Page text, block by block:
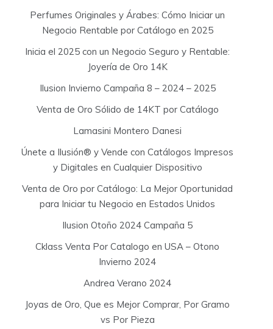
Perfumes Originales y Árabes: Cómo Iniciar un
Negocio Rentable por Catálogo en 2025
Inicia el 2025 con un Negocio Seguro y Rentable:
Joyería de Oro 14K
Ilusion Invierno Campaña 8 – 2024 – 2025
Venta de Oro Sólido de 14KT por Catálogo
Lamasini Montero Danesi
Únete a Ilusión® y Vende con Catálogos Impresos
y Digitales en Cualquier Dispositivo
Venta de Oro por Catálogo: La Mejor Oportunidad
para Iniciar tu Negocio en Estados Unidos
Ilusion Otoño 2024 Campaña 5
Cklass Venta Por Catalogo en USA – Otono
Invierno 2024
Andrea Verano 2024
Joyas de Oro, Que es Mejor Comprar, Por Gramo
vs Por Pieza